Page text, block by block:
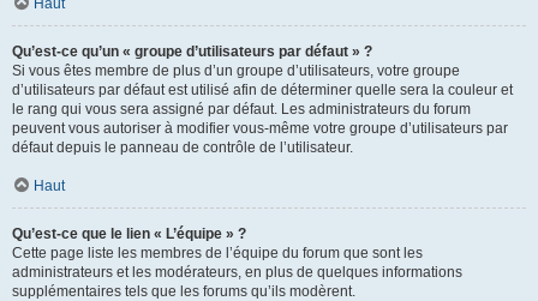
Haut
Qu’est-ce qu’un « groupe d’utilisateurs par défaut » ?
Si vous êtes membre de plus d’un groupe d’utilisateurs, votre groupe
d’utilisateurs par défaut est utilisé afin de déterminer quelle sera la couleur et
le rang qui vous sera assigné par défaut. Les administrateurs du forum
peuvent vous autoriser à modifier vous-même votre groupe d’utilisateurs par
défaut depuis le panneau de contrôle de l’utilisateur.
Haut
Qu’est-ce que le lien « L’équipe » ?
Cette page liste les membres de l’équipe du forum que sont les
administrateurs et les modérateurs, en plus de quelques informations
supplémentaires tels que les forums qu’ils modèrent.